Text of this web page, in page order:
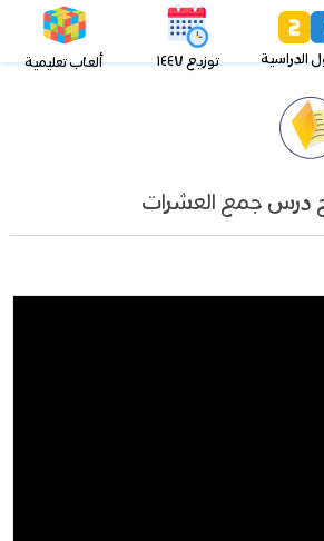
الدراسية توزيع ١٤٤٧ ألعاب تعليمية
درس جمع العشرات